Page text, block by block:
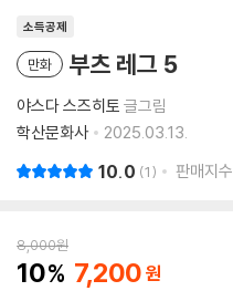
소득공제
만화 부츠 레그 5
야스다 스즈히토 글그림
학산문화사
2025.03.13.
10.0 1 판매지수
8,000원
10 7,200